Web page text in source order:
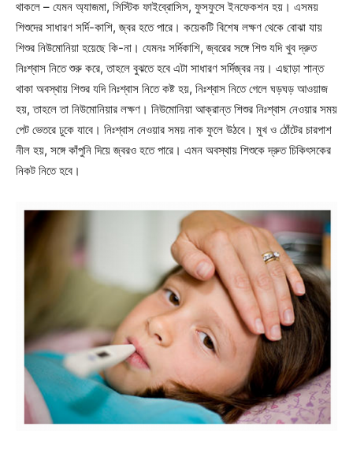
থাকলে – যেমন অ্যাজমা, সিস্টিক ফাইব্রোসিস, ফুসফুসে ইনফেকশন হয়। এসময়
শিশুদের সাধারণ সর্দি-কাশি, জ্বর হতে পারে। কয়েকটি বিশেষ লক্ষণ থেকে বোঝা যায়
শিশুর নিউমোনিয়া হয়েছে কি-না। যেমনঃ সর্দিকাশি, জ্বরের সঙ্গে শিশু যদি খুব দ্রুত
নিঃশ্বাস নিতে শুরু করে, তাহলে বুঝতে হবে এটা সাধারণ সর্দিজ্বর নয়। এছাড়া শান্ত
থাকা অবস্থায় শিশুর যদি নিঃশ্বাস নিতে কষ্ট হয়, নিঃশ্বাস নিতে গেলে ঘড়ঘড় আওয়াজ
হয়, তাহলে তা নিউমোনিয়ার লক্ষণ। নিউমোনিয়া আক্রান্ত শিশুর নিঃশ্বাস নেওয়ার সময়
পেট ভেতরে ঢুকে যাবে। নিঃশ্বাস নেওয়ার সময় নাক ফুলে উঠবে। মুখ ও ঠোঁটের চারপাশ
নীল হয়, সঙ্গে কাঁপুনি দিয়ে জ্বরও হতে পারে। এমন অবস্থায় শিশুকে দ্রুত চিকিৎসকের
নিকট নিতে হবে।